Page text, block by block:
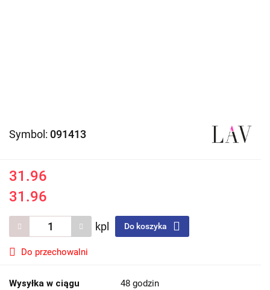
Symbol: 091413
31.96
31.96
kpl Do koszyka
Do przechowalni
Wysyłka w ciągu 48 godzin